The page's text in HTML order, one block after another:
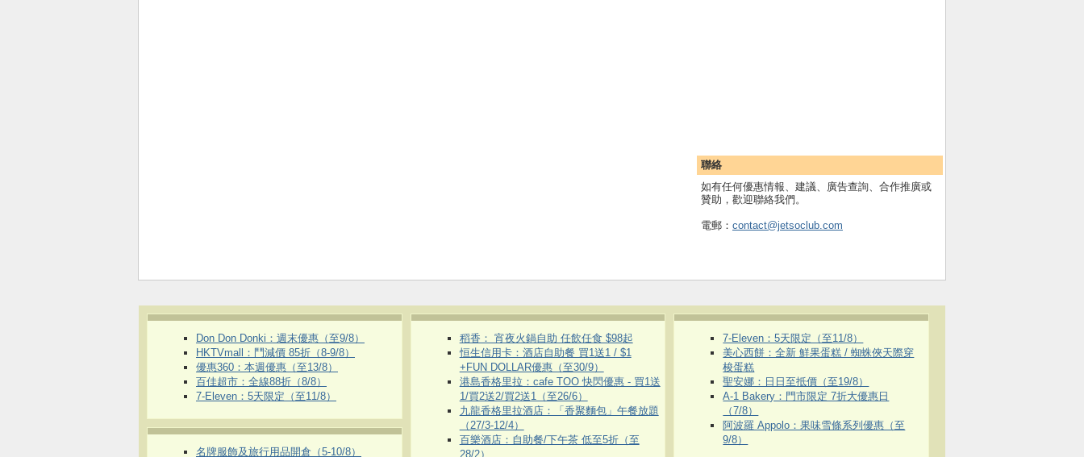
聯絡
如有任何優惠情報、建議、廣告查詢、合作推廣或
贊助，歡迎聯絡我們。
電郵： contact@jetsoclub.com
Don Don Donki：週末優惠（至9/8）
HKTVmall ：鬥減價 85折（8-9/8）
優惠360：本週優惠（至13/8）
百佳超市：全線88折（8/8）
7-Eleven：5天限定（至11/8）
名牌服飾及旅行用品開倉（5-10/8）
稻香： 宵夜火鍋自助 任飲任食 $98起
恒生信用卡：酒店自助餐 買1送1 / $1
+FUN DOLLAR優惠（至30/9）
港島香格里拉：cafe TOO 快閃優惠 - 買1送
1/買2送2/買2送1（至26/6）
九龍香格里拉酒店：「香聚麵包」午餐放題
（27/3-12/4）
百樂酒店：自助餐/下午茶 低至5折（至
28/2）
7-Eleven：5天限定（至11/8）
美心西餅：全新 鮮果蛋糕 / 蜘蛛俠天際穿
梭蛋糕
聖安娜：日日至抵價（至19/8）
A-1 Bakery：門市限定 7折大優惠日
（7/8）
阿波羅 Appolo：果味雪條系列優惠（至
9/8）